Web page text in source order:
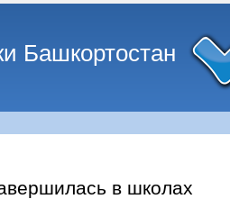
Башкортостан
в школах